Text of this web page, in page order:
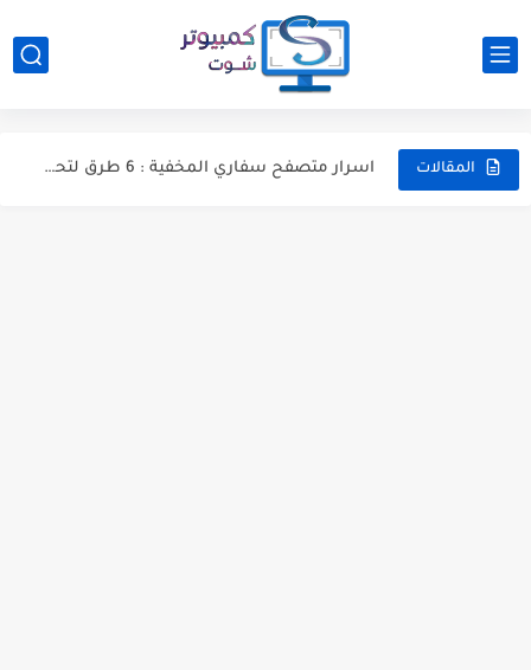
المقالات
حل مشكلة Windows cannot verify the digital signature for this...
أهم مميزات تحديث مايو 2019 الجديد لويندوز 10